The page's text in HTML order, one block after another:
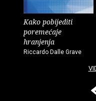
Kako pobijediti
poremećaje
hranjenja
Riccardo Dalle Grave